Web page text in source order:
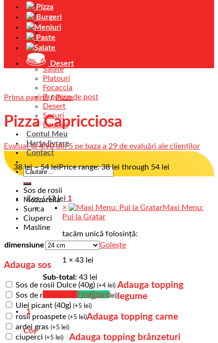
Meniuri Complete
Salate Antipasto
Ciorbe / Creme
Antreuri
Preparate Carne
Garnituri
Risotto
Salate
Platouri
Focaccia
Produse de post
Desert
Sosuri
Bauturi
Contul Meu
Harta livrare
Contact
Coș /43lei 1
×
Maxi Menu:
Pui la Gratar
tacâm unică folosință:
nu
1 × 43 lei
Sub-total: 43 lei
Finalizare
1
Coș
Pizza
Burgeri
Meniuri
Paste
Salate
Desert
Prima pagină / Pizza
Pizza Capricciosa
Evaluat la4.90din 5 pe baza a 29 de evaluări ale clienților
38lei – 54leiPrice range: 38 lei through 54 lei
Sos de rosii
Mozzarella
Sunca
Ciuperci
Masline
dimensiune Golește
Adauga sos
Sos de rosii Dulce (40g) (+4 lei)
Sos de rosii Picant (40g)(+4 lei)
Ulei picant (40g) (+5 lei)
Adauga topping
legume
rosii proaspete (+5 lei)
ardei gras (+5 lei)
ciuperci (+5 lei)
Adauga topping carne
Adauga topping brânzeturi